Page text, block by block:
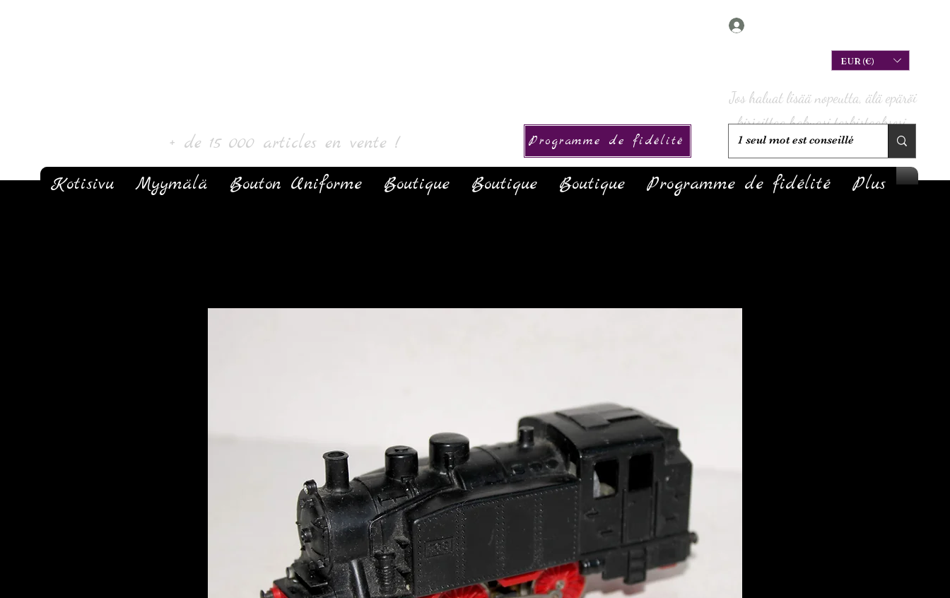
EUR (€)
+ de 15 000 articles en vente ! Programme de fidélité
Kotisivu Myymälä Bouton Uniforme Boutique Boutique Boutique Programme de fidélité Plus
Jos haluat lisää nopeutta, älä epäröi
kirjoittaa hakuasi tarkistaaksesi,
onko sitä varastossa!